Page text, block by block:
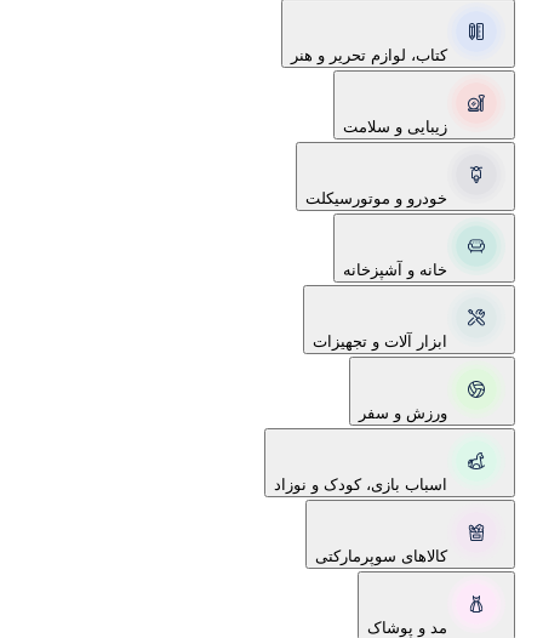
کتاب، لوازم تحریر و هنر
زیبایی و سلامت
خودرو و موتورسیکلت
خانه و آشپزخانه
ابزار آلات و تجهیزات
ورزش و سفر
اسباب بازی، کودک و نوزاد
کالاهای سوپرمارکتی
مد و پوشاک